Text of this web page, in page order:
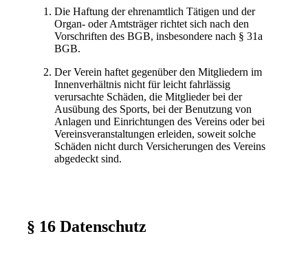
Die Haftung der ehrenamtlich Tätigen und der
Organ- oder Amtsträger richtet sich nach den
Vorschriften des BGB, insbesondere nach § 31a
BGB.
Der Verein haftet gegenüber den Mitgliedern im
Innenverhältnis nicht für leicht fahrlässig
verursachte Schäden, die Mitglieder bei der
Ausübung des Sports, bei der Benutzung von
Anlagen und Einrichtungen des Vereins oder bei
Vereinsveranstaltungen erleiden, soweit solche
Schäden nicht durch Versicherungen des Vereins
abgedeckt sind.
§ 16 Datenschutz